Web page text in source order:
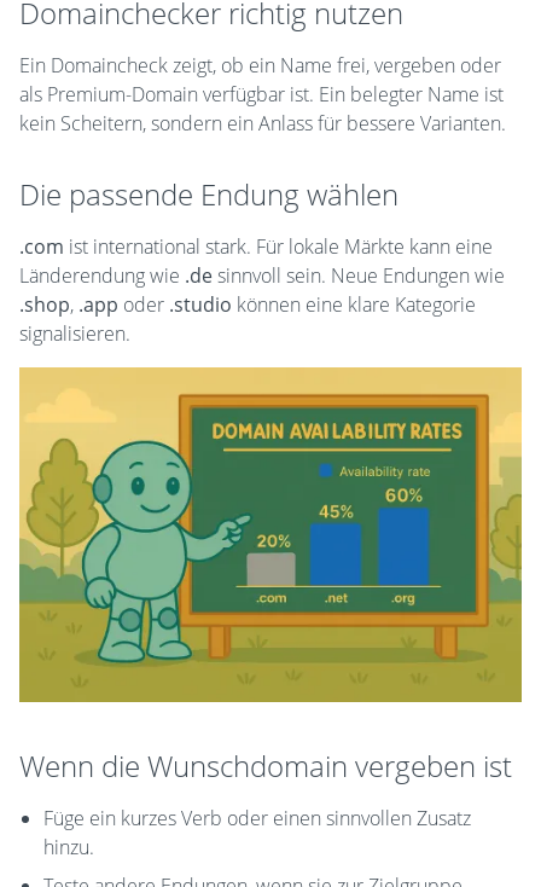
Domainchecker richtig nutzen
Ein Domaincheck zeigt, ob ein Name frei, vergeben oder
als Premium-Domain verfügbar ist. Ein belegter Name ist
kein Scheitern, sondern ein Anlass für bessere Varianten.
Die passende Endung wählen
.com ist international stark. Für lokale Märkte kann eine
Länderendung wie .desinnvoll sein. Neue Endungen wie
.shop, .app oder .studio können eine klare Kategorie
signalisieren.
Wenn die Wunschdomain vergeben ist
Füge ein kurzes Verb oder einen sinnvollen Zusatz
hinzu.